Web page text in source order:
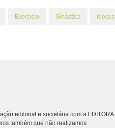
Exercício Ginástica Idosos
editorial e societária com a EDITORA
também que não realizamos